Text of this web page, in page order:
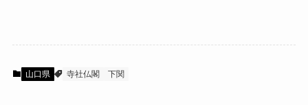
山口県 寺社仏閣 下関